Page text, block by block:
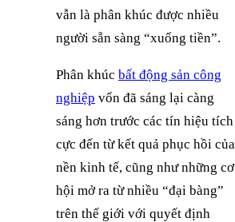
vẫn là phân khúc được nhiều
người sẵn sàng “xuống tiền”.
Phân khúc bất động sản công
nghiệp vốn đã sáng lại càng
sáng hơn trước các tín hiệu tích
cực đến từ kết quả phục hồi của
nền kinh tế, cũng như những cơ
hội mở ra từ nhiều “đại bàng”
trên thế giới với quyết định